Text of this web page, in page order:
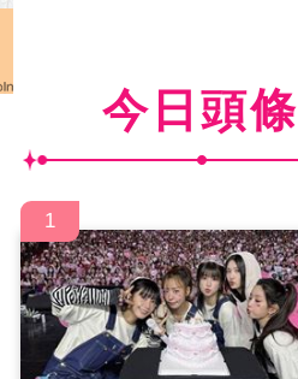
今日頭條
1